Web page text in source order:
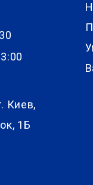
Киев,
1Б